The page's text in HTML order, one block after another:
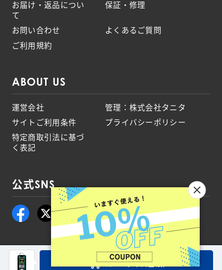
カートに追加
お届け・返品につい
て
保証・修理
お問い合わせ
よくあるご質問
ご利用規約
ABOUT US
運営会社
管理：株式会社タニタ
サイトご利用条件
プライバシーポリシー
特定商取引法に基づ
く表記
公式SNS
© TANITA corporation. All Rights Reserved.